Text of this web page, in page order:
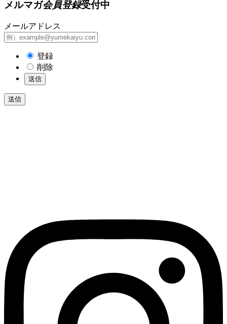
メルマガ会員登録受付中
メールアドレス
登録
削除